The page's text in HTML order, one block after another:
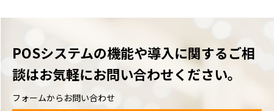
POSシステムの機能や導入に関するご相
談はお気軽にお問い合わせください。
フォームからお問い合わせ